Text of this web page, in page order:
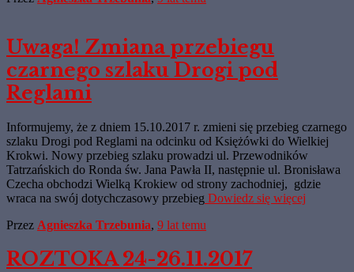
Uwaga! Zmiana przebiegu
czarnego szlaku Drogi pod
Reglami
Informujemy, że z dniem 15.10.2017 r. zmieni się przebieg czarnego
szlaku Drogi pod Reglami na odcinku od Księżówki do Wielkiej
Krokwi. Nowy przebieg szlaku prowadzi ul. Przewodników
Tatrzańskich do Ronda św. Jana Pawła II, następnie ul. Bronisława
Czecha obchodzi Wielką Krokiew od strony zachodniej, gdzie
wraca na swój dotychczasowy przebieg Dowiedz się więcej
Przez Agnieszka Trzebunia, 9 lat temu
ROZTOKA 24-26.11.2017